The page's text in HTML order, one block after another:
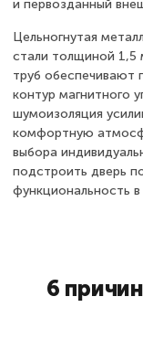
и первозданный
Цельногнутая
стали толщиной 1,5
труб обеспечивают
контур магнитного
шумоизоляция
комфортную
выбора
подстроить дверь
функциональность
6